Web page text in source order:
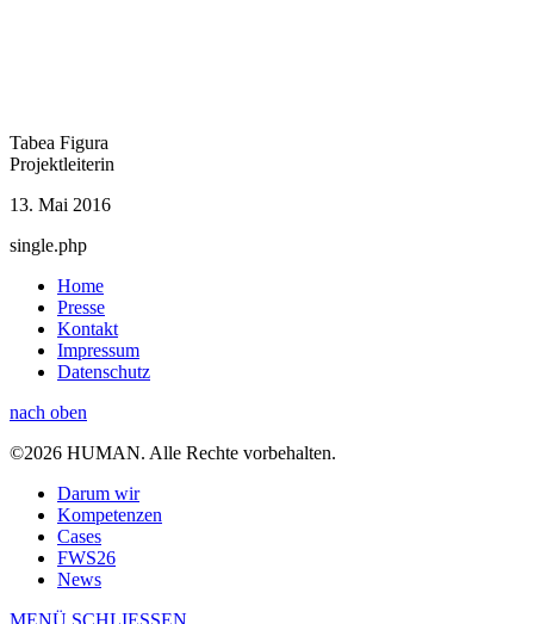
Tabea Figura
Projektleiterin
13. Mai 2016
single.php
Home
Presse
Kontakt
Impressum
Datenschutz
nach oben
©2026 HUMAN. Alle Rechte vorbehalten.
Darum wir
Kompetenzen
Cases
FWS26
News